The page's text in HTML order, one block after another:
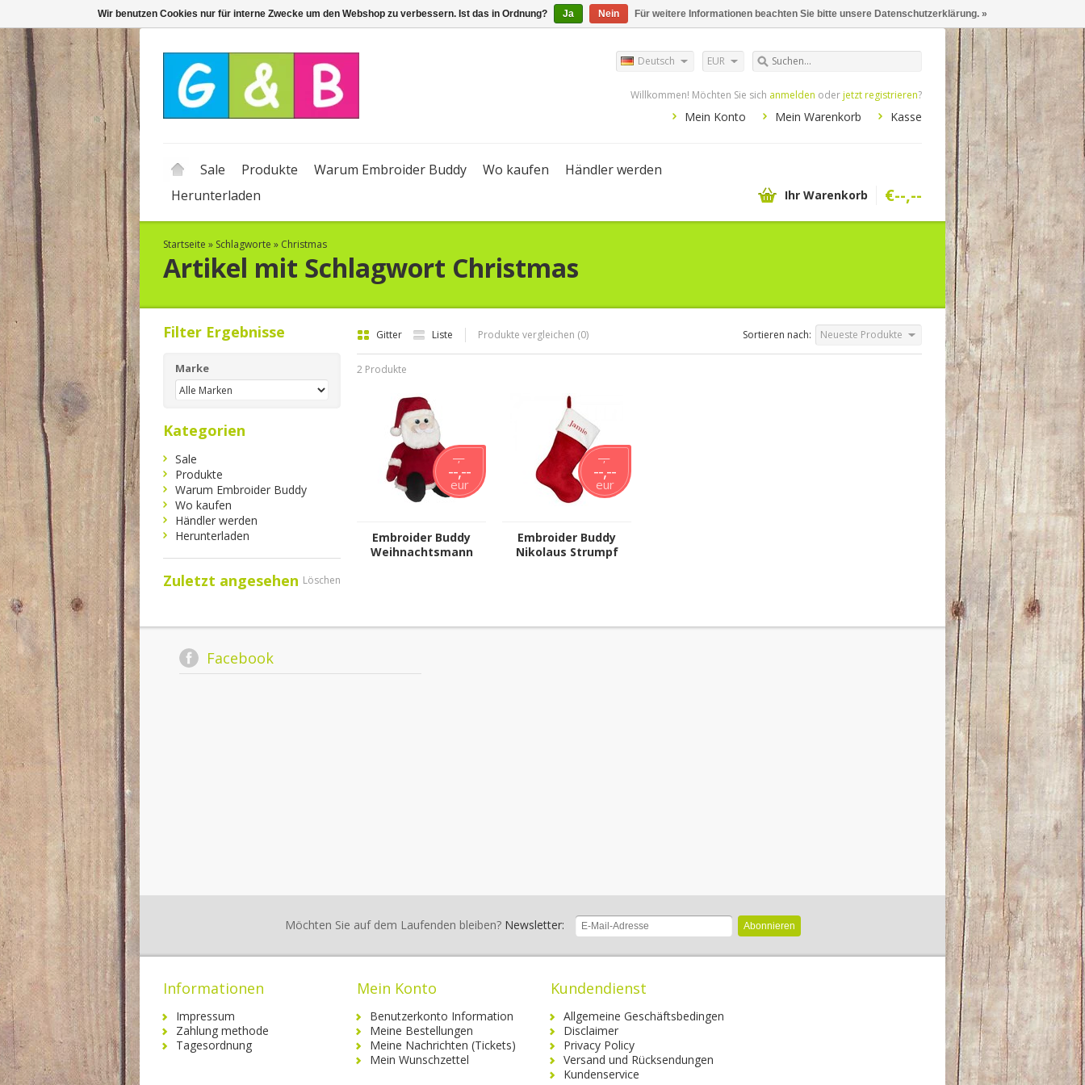
EUR
Deutsch
Willkommen! Möchten Sie sich anmelden oder jetzt registrieren?
Mein Konto Mein Warenkorb Kasse
Sale Produkte Warum Embroider Buddy Wo kaufen
Händler werden
Herunterladen
Ihr Warenkorb €--,--
Startseite » Schlagworte » Christmas
Artikel mit Schlagwort Christmas
Gitter Liste Produkte vergleichen (0) Sortieren nach: Neueste Produkte
2 Produkte
--,--
--,--
eur
Embroider Buddy
Weihnachtsmann
--,--
--,--
eur
Embroider Buddy
Nikolaus Strumpf
Filter Ergebnisse
Marke
Kategorien
Sale
Produkte
Warum Embroider Buddy
Wo kaufen
Händler werden
Herunterladen
Zuletzt angesehen Löschen
Facebook
Möchten Sie auf dem Laufenden bleiben?Newsletter: Abonnieren
Informationen
Impressum
Zahlung methode
Tagesordnung
Mein Konto
Benutzerkonto Information
Meine Bestellungen
Meine Nachrichten (Tickets)
Mein Wunschzettel
Kundendienst
Allgemeine Geschäftsbedingen
Disclaimer
Privacy Policy
Versand und Rücksendungen
Kundenservice
Wir benutzen Cookies nur für interne Zwecke um den Webshop zu verbessern. Ist das in Ordnung? Ja Nein Für weitere Informationen beachten Sie bitte unsere Datenschutzerklärung. »